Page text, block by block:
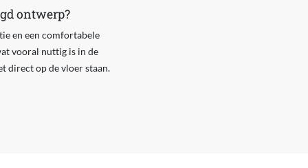
ontwerp?
en een comfortabele
vooral nuttig is in de
direct op de vloer staan.